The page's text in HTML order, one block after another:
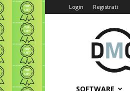
Login Registrati
SOFTWARE